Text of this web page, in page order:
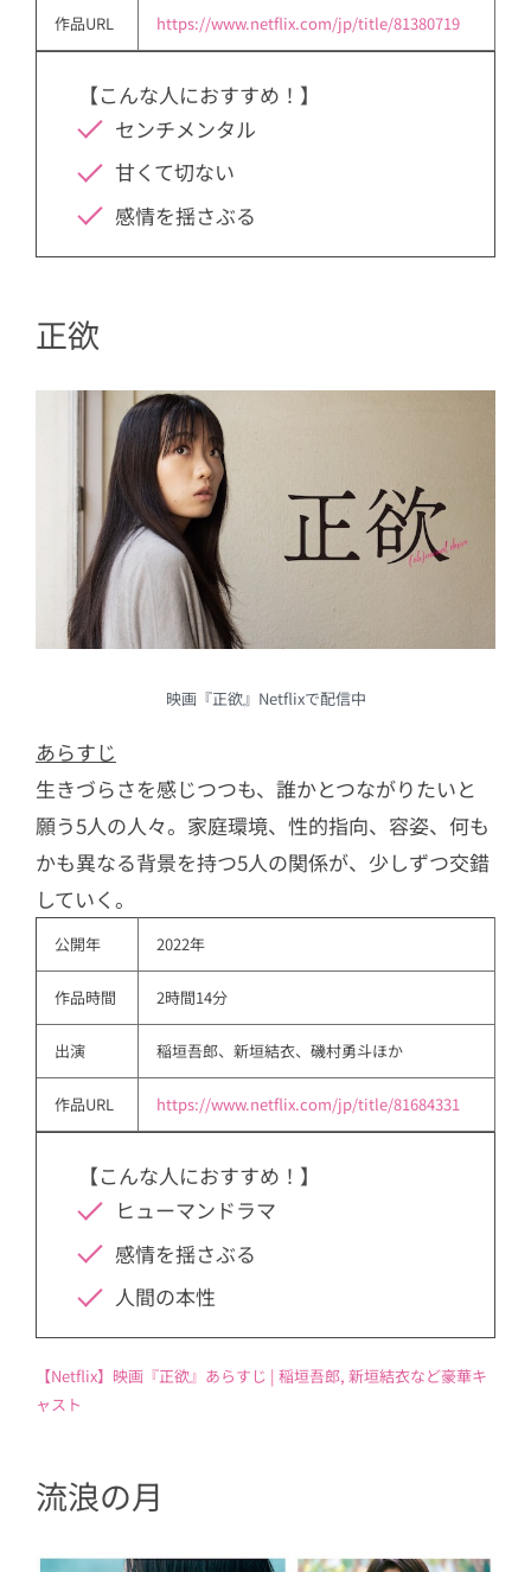
作品URL https://www.netflix.com/jp/title/81380719
【こんな人におすすめ！】
センチメンタル
甘くて切ない
感情を揺さぶる
正欲
映画『正欲』Netflixで配信中
あらすじ
生きづらさを感じつつも、誰かとつながりたいと
願う5人の人々。家庭環境、性的指向、容姿、何も
かも異なる背景を持つ5人の関係が、少しずつ交錯
していく。
公開年 2022年
作品時間 2時間14分
出演 稲垣吾郎、新垣結衣、磯村勇斗ほか
作品URL https://www.netflix.com/jp/title/81684331
【こんな人におすすめ！】
ヒューマンドラマ
感情を揺さぶる
人間の本性
【Netflix】映画『正欲』あらすじ | 稲垣吾郎, 新垣結衣など豪華キ
ャスト
流浪の月